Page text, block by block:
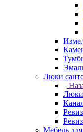
Люки
Люки
Мебель